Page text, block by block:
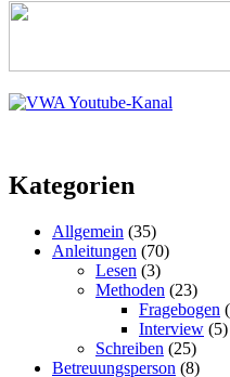
Kategorien
Allgemein (35)
Anleitungen (70)
Lesen (3)
Methoden (23)
Fragebogen
Interview (5)
Schreiben (25)
Betreuungsperson (8)